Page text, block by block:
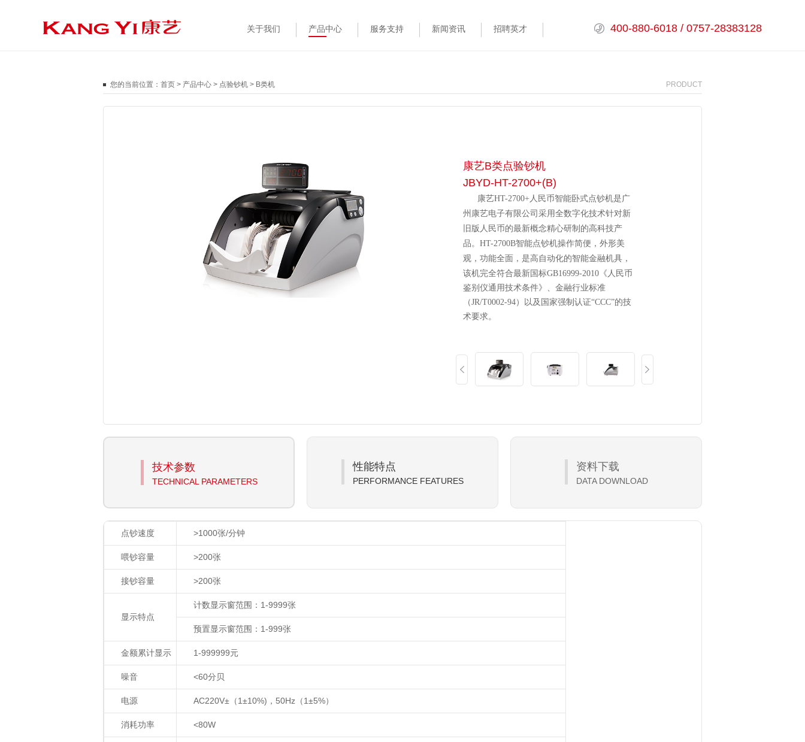
关于我们 产品中心 服务支持 新闻资讯 招聘英才 400-880-6018 / 0757-28383128
您的当前位置： 首页 > 产品中心 > 点验钞机 > B类机 PRODUCT
康艺B类点验钞机
JBYD-HT-2700+(B)
康艺HT-2700+人民币智能卧式点钞机是广
州康艺电子有限公司采用全数字化技术针对新
旧版人民币的最新概念精心研制的高科技产
品。 HT-2700B智能点钞机操作简便，外形美
观，功能全面，是高自动化的智能金融机具，
该机完全符合最新国标GB16999-2010《人民币
鉴别仪通用技术条件》、金融行业标准
（JR/T0002-94）以及国家强制认证“CCC”的技
术要求。
技术参数
TECHNICAL PARAMETERS
性能特点
PERFORMANCE FEATURES
资料下载
DATA DOWNLOAD
点钞速度 >1000张/分钟
喂钞容量 >200张
接钞容量 >200张
显示特点
计数显示窗范围： 1-9999张
预置显示窗范围： 1-999张
金额累计显示 1-999999元
噪音 <60分贝
电源 AC220V± （1±10%) ， 50Hz （1±5%）
消耗功率 <80W